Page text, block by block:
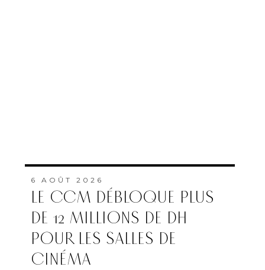
6 AOÛT 2026
LE CCM DÉBLOQUE PLUS
DE 12 MILLIONS DE DH
POUR LES SALLES DE
CINÉMA